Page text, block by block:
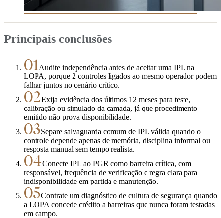
Principais conclusões
01Audite independência antes de aceitar uma IPL na
LOPA, porque 2 controles ligados ao mesmo operador podem
falhar juntos no cenário crítico.
02Exija evidência dos últimos 12 meses para teste,
calibração ou simulado da camada, já que procedimento
emitido não prova disponibilidade.
03Separe salvaguarda comum de IPL válida quando o
controle depende apenas de memória, disciplina informal ou
resposta manual sem tempo realista.
04Conecte IPL ao PGR como barreira crítica, com
responsável, frequência de verificação e regra clara para
indisponibilidade em partida e manutenção.
05Contrate um diagnóstico de cultura de segurança quando
a LOPA concede crédito a barreiras que nunca foram testadas
em campo.